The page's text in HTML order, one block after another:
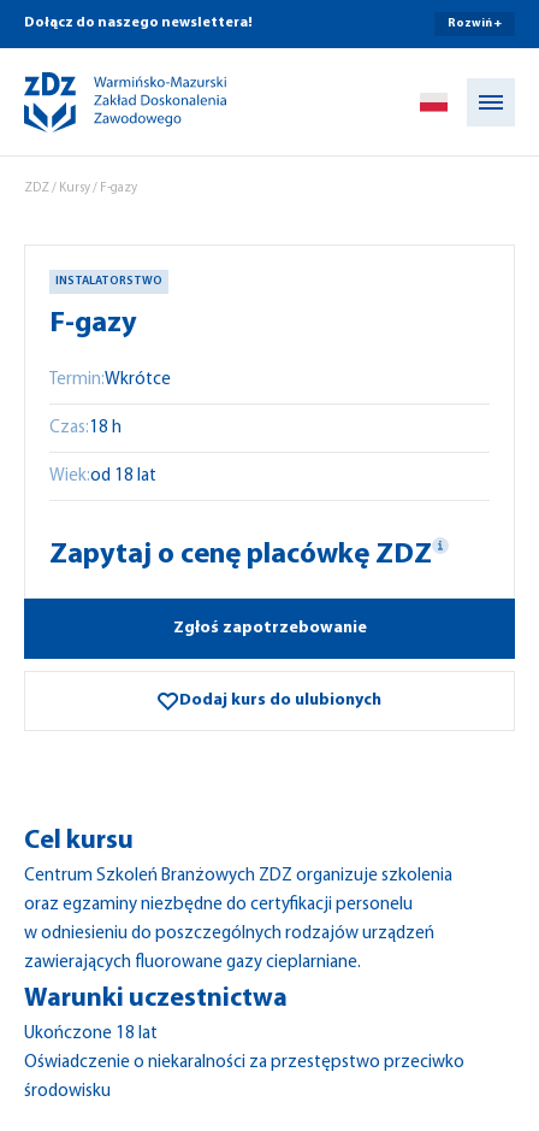
Dołącz do naszego newslettera! Rozwiń +
ZDZ/ Kursy/ F-gazy
INSTALATORSTWO
F-gazy
Termin:Wkrótce
Czas: 18 h
Wiek:od 18 lat
Zapytaj o cenę placówkę ZDZ
Zgłoś zapotrzebowanie
Dodaj kurs do ulubionych
Cel kursu
Centrum Szkoleń Branżowych ZDZ organizuje szkolenia
oraz egzaminy niezbędne do certyfikacji personelu
w odniesieniu do poszczególnych rodzajów urządzeń
zawierających fluorowane gazy cieplarniane.
Warunki uczestnictwa
Ukończone 18 lat
Oświadczenie o niekaralności za przestępstwo przeciwko
środowisku